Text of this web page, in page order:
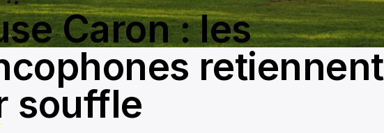
Caron : les
retiennent
souffle